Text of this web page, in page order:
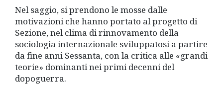
Nel saggio, si prendono le mosse dalle
motivazioni che hanno portato al progetto di
Sezione, nel clima di rinnovamento della
sociologia internazionale sviluppatosi a partire
da fine anni Sessanta, con la critica alle «grandi
teorie» dominanti nei primi decenni del
dopoguerra.